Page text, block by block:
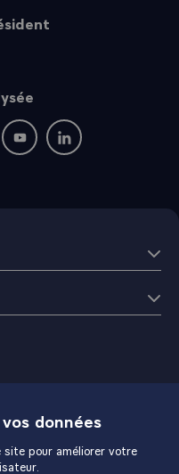
nous sur Twitter
: rejoignez-nous sur
fenêtre : rejoignez-nous
Nouvelle fenêtre :
Nouvelle fenêtre :
données
site pour améliorer votre